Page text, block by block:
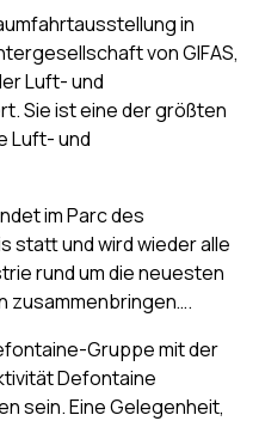
in
von GIFAS,
Luft- und
Sie ist eine der größten
Luft- und
im Parc des
statt und wird wieder alle
rund um die neuesten
zusammenbringen….
Gruppe mit der
Defontaine
sein. Eine Gelegenheit,